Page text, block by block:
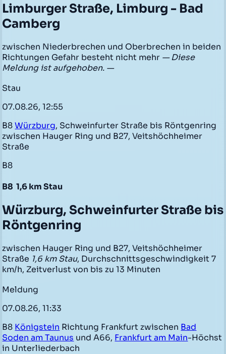
Limburger Straße, Limburg - Bad
Camberg
zwischen Niederbrechen und Oberbrechen in beiden
Richtungen Gefahr besteht nicht mehr — Diese
Meldung ist aufgehoben. —
Stau
07.08.26, 12:55
B8Würzburg, Schweinfurter Straße bis Röntgenring
zwischen Hauger Ring und B27, Veitshöchheimer
Straße
B8
B8 1,6 km Stau
Würzburg, Schweinfurter Straße bis
Röntgenring
zwischen Hauger Ring und B27, Veitshöchheimer
Straße 1,6 km Stau, Durchschnittsgeschwindigkeit 7
km/h, Zeitverlust von bis zu 13 Minuten
Meldung
07.08.26, 11:33
B8 Königstein Richtung Frankfurt zwischen Bad
Soden am Taunus und A66, Frankfurt am Main-Höchst
in Unterliederbach